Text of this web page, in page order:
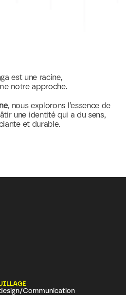
est une racine,
notre approche.
, nous explorons l’essence de
une identité qui a du sens,
et durable.
Communication